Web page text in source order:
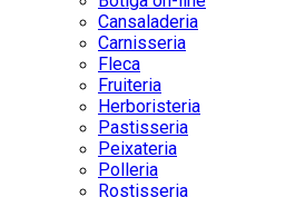
Cansaladeria
Carnisseria
Fleca
Fruiteria
Herboristeria
Pastisseria
Peixateria
Polleria
Rostisseria